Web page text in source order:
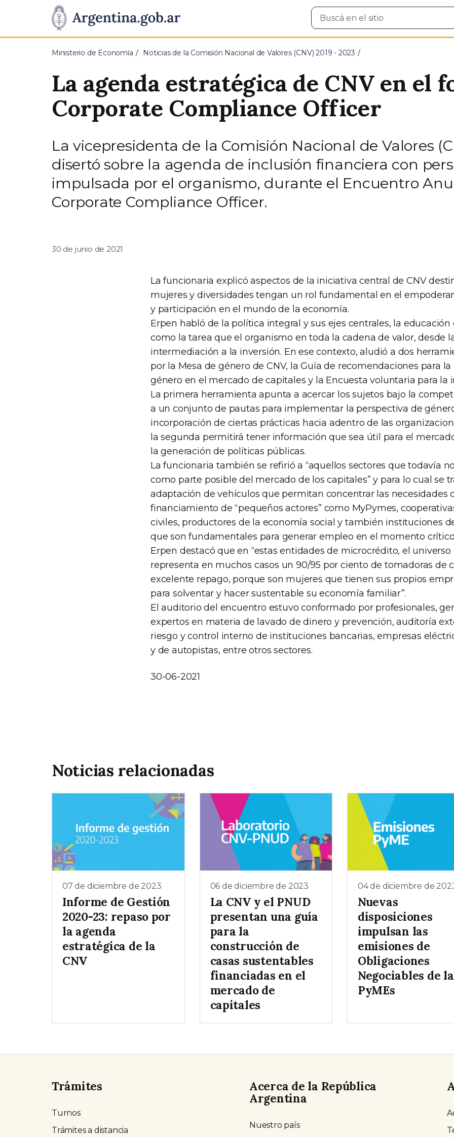
Presidencia
de
Pasar al contenido principal
Buscar
en
Ministerio de Economía Noticias de la Comisión Nacional de Valores (CNV) 2019 - 2023
La agenda estratégica de CNV en el
Corporate Compliance Officer
La vicepresidenta de la Comisión Nacional de Valores
disertó sobre la agenda de inclusión financiera con
impulsada por el organismo, durante el Encuentro
Corporate Compliance Officer.
30 de junio de 2021
La funcionaria explicó aspectos de la iniciativa central de CNV
mujeres y diversidades tengan un rol fundamental en el
y participación en el mundo de la economía.
Erpen habló de la política integral y sus ejes centrales, la educación
como la tarea que el organismo en toda la cadena de valor, desde
intermediación a la inversión. En ese contexto, aludió a dos
por la Mesa de género de CNV, la Guía de recomendaciones para
género en el mercado de capitales y la Encuesta voluntaria para la
La primera herramienta apunta a acercar los sujetos bajo la
a un conjunto de pautas para implementar la perspectiva de
incorporación de ciertas prácticas hacia adentro de las
la segunda permitirá tener información que sea útil para el
la generación de políticas públicas.
La funcionaria también se refirió a “aquellos sectores que todavía
como parte posible del mercado de los capitales” y para lo cual se
adaptación de vehículos que permitan concentrar las necesidades
financiamiento de “pequeños actores” como MyPymes,
civiles, productores de la economía social y también instituciones
que son fundamentales para generar empleo en el momento
Erpen destacó que en “estas entidades de microcrédito, el
representa en muchos casos un 90/95 por ciento de tomadoras de
excelente repago, porque son mujeres que tienen sus propios
para solventar y hacer sustentable su economía familiar”.
El auditorio del encuentro estuvo conformado por profesionales,
expertos en materia de lavado de dinero y prevención, auditoría
riesgo y control interno de instituciones bancarias, empresas
y de autopistas, entre otros sectores.
30-06-2021
Noticias relacionadas
07 de diciembre de 2023
Informe de Gestión
2020-23: repaso por
la agenda
estratégica de la
CNV
06 de diciembre de 2023
La CNV y el PNUD
presentan una guía
para la
construcción de
casas sustentables
financiadas en el
mercado de
capitales
04 de diciembre de
Nuevas
disposiciones
impulsan las
emisiones de
Obligaciones
Negociables de
PyMEs
Trámites
Turnos
Trámites a distancia
Acerca de la República
Argentina
Nuestro país